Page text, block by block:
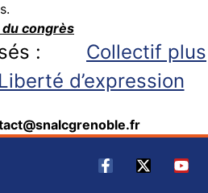
du congrès
: Collectif plus
Liberté d’expression